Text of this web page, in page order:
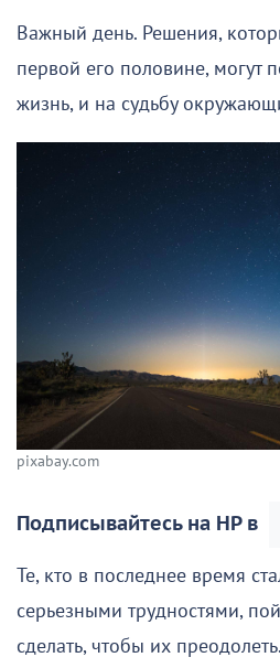
Важный день. Решения,
первой его половине, могут
жизнь, и на судьбу
pixabay.com
Подписывайтесь на НР в
Те, кто в последнее время
серьезными трудностями,
сделать, чтобы их